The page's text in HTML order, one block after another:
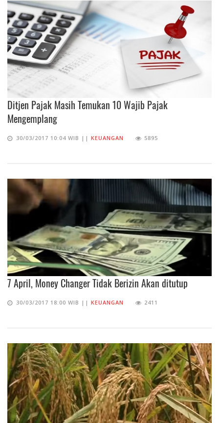
Ditjen Pajak Masih Temukan 10 Wajib Pajak
Mengemplang
30/03/2017 10:04 WIB || KEUANGAN 5895
7 April, Money Changer Tidak Berizin Akan ditutup
30/03/2017 18:00 WIB || KEUANGAN 2411